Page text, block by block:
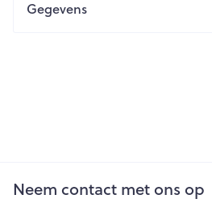
Gegevens
Neem contact met ons op